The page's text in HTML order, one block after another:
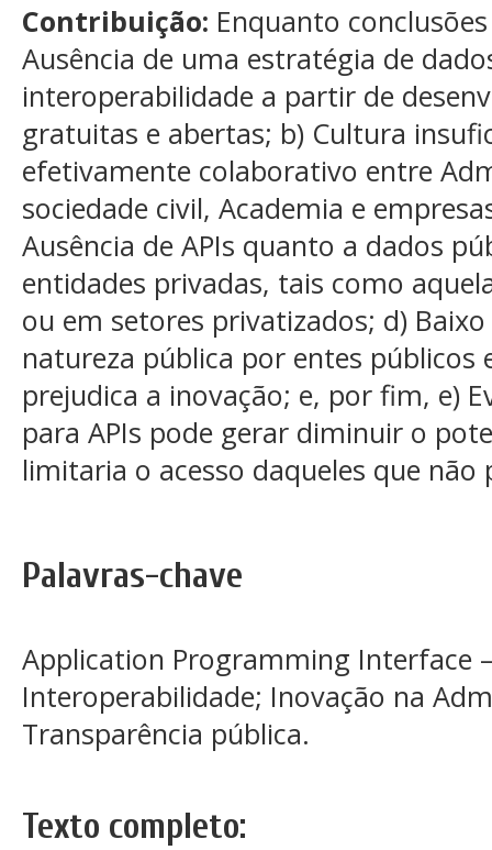
Contribuição: Enquanto
Ausência de uma estratégia de
interoperabilidade a partir de
gratuitas e abertas; b) Cultura
efetivamente colaborativo entre
sociedade civil, Academia e
Ausência de APIs quanto a dados
entidades privadas, tais como
ou em setores privatizados; d)
natureza pública por entes públicos
prejudica a inovação; e, por fim, e)
para APIs pode gerar diminuir o
limitaria o acesso daqueles que não
Palavras-chave
Application Programming Interface
Interoperabilidade; Inovação na
Transparência pública.
Texto completo: